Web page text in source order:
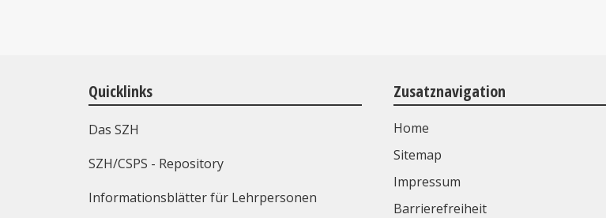
Quicklinks
Das SZH
SZH/CSPS - Repository
Informationsblätter für Lehrpersonen
Zusatznavigation
Home
Sitemap
Impressum
Barrierefreiheit